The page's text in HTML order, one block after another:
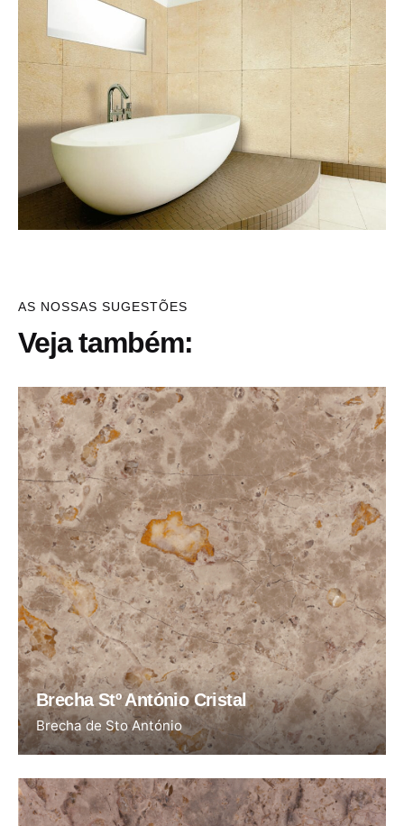
AS NOSSAS SUGESTÕES
Veja também:
Brecha Stº António Cristal
Brecha de Sto António